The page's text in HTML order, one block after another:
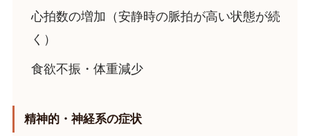
心拍数の増加（安静時の脈拍が高い状態が続
く）
食欲不振・体重減少
精神的・神経系の症状